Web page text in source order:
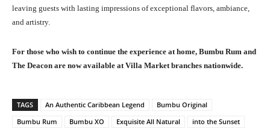
leaving guests with lasting impressions of exceptional flavors, ambiance,
and artistry.
For those who wish to continue the experience at home, Bumbu Rum and
The Deacon are now available at Villa Market branches nationwide.
TAGS An Authentic Caribbean Legend
Bumbu Original
Bumbu Rum
Bumbu XO Exquisite All Natural
into the Sunset